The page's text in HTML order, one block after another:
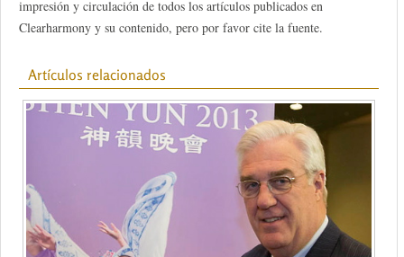
impresión y circulación de todos los artículos publicados en
Clearharmony y su contenido, pero por favor cite la fuente.
Artículos relacionados